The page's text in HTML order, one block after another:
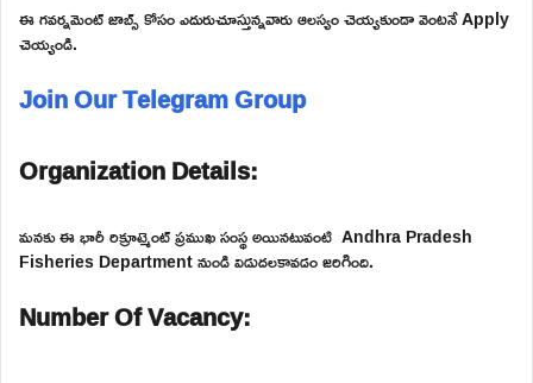
ఈ గవర్నమెంట్ జాబ్స్ కోసం ఎదురుచూస్తున్నవారు ఆలస్యం చెయ్యకుండా వెంటనే Apply
చెయ్యండి.
Join Our Telegram Group
Organization Details:
మనకు ఈ భారీ రిక్రూట్మెంట్ ప్రముఖ సంస్థ అయినటువంటి Andhra Pradesh
Fisheries Department నుండి విడుదలకావడం జరిగింది.
Number Of Vacancy: